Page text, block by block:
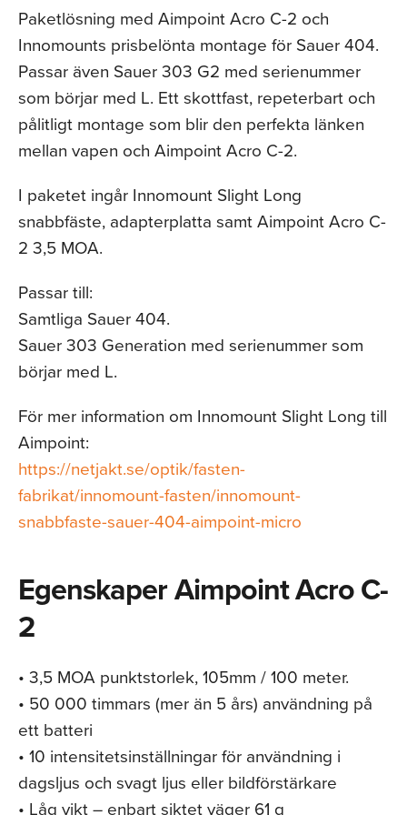
Paketlösning med Aimpoint Acro C-2 och
Innomounts prisbelönta montage för Sauer 404.
Passar även Sauer 303 G2 med serienummer
som börjar med L. Ett skottfast, repeterbart och
pålitligt montage som blir den perfekta länken
mellan vapen och Aimpoint Acro C-2.
I paketet ingår Innomount Slight Long
snabbfäste, adapterplatta samt Aimpoint Acro C-
2 3,5 MOA.
Passar till:
Samtliga Sauer 404.
Sauer 303 Generation med serienummer som
börjar med L.
För mer information om Innomount Slight Long till
Aimpoint:
https://netjakt.se/optik/fasten-
fabrikat/innomount-fasten/innomount-
snabbfaste-sauer-404-aimpoint-micro
Egenskaper Aimpoint Acro C-
2
• 3,5 MOA punktstorlek, 105mm / 100 meter.
• 50 000 timmars (mer än 5 års) användning på
ett batteri
• 10 intensitetsinställningar för användning i
dagsljus och svagt ljus eller bildförstärkare
• Låg vikt – enbart siktet väger 61 g